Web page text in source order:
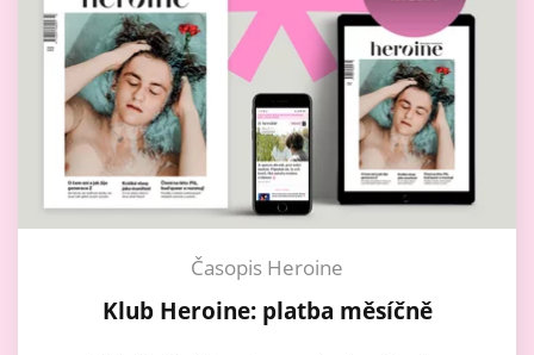
Časopis Heroine
Klub Heroine: platba měsíčně